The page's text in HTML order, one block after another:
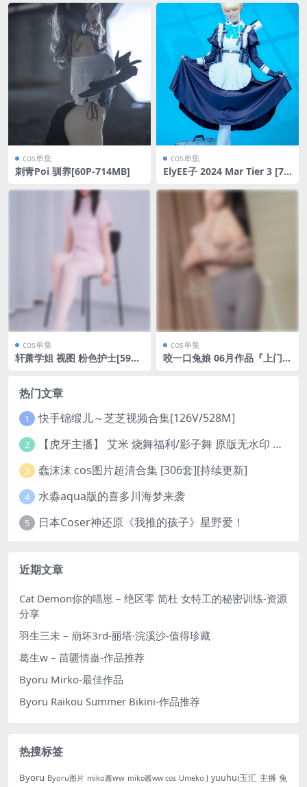
cos单集
刺青Poi 驯养[60P-714MB]
cos单集
ElyEE子 2024 Mar Tier 3 [75
cos单集
轩萧学姐 视图 粉色护士[59P-
cos单集
咬一口兔娘 06月作品『上门私
热门文章
1 快手锦缎儿～芝芝视频合集[126V/528M]
2 【虎牙主播】 艾米 烧舞福利/影子舞 原版无水印 （1v/130m）
3 蠢沫沫 cos图片超清合集 [306套][持续更新]
4 水淼aqua版的喜多川海梦来袭
5 日本Coser神还原《我推的孩子》星野爱！
近期文章
Cat Demon你的喵崽 – 绝区零 简杜 女特工的秘密训练-资源
分享
羽生三未 – 崩坏3rd-丽塔·浣溪沙-值得珍藏
葛生w – 苗疆情蛊-作品推荐
Byoru Mirko-最佳作品
Byoru Raikou Summer Bikini-作品推荐
热搜标签
Byoru Byoru图片 miko酱ww miko酱ww cos Umeko J yuuhui玉汇 主播 兔